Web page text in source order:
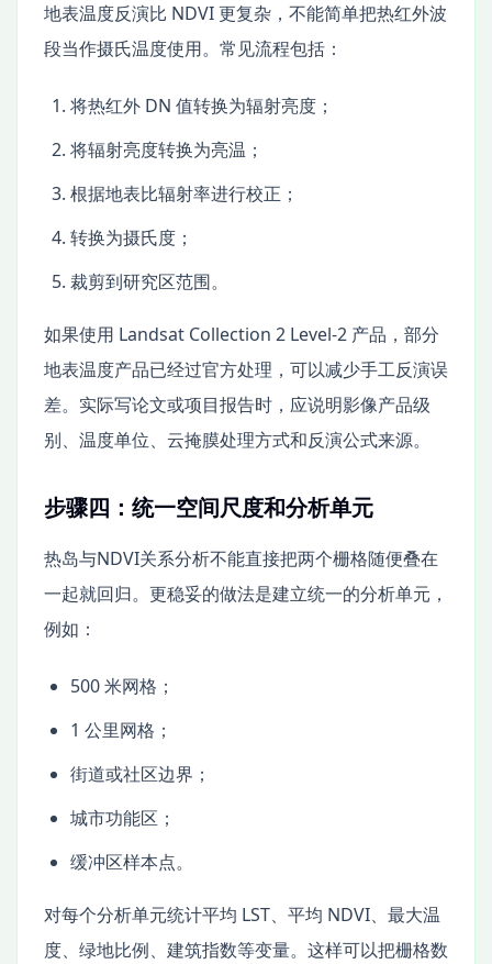
地表温度反演比 NDVI 更复杂，不能简单把热红外波
段当作摄氏温度使用。常见流程包括：
将热红外 DN 值转换为辐射亮度；
将辐射亮度转换为亮温；
根据地表比辐射率进行校正；
转换为摄氏度；
裁剪到研究区范围。
如果使用 Landsat Collection 2 Level-2 产品，部分
地表温度产品已经过官方处理，可以减少手工反演误
差。实际写论文或项目报告时，应说明影像产品级
别、温度单位、云掩膜处理方式和反演公式来源。
步骤四：统一空间尺度和分析单元
热岛与NDVI关系分析不能直接把两个栅格随便叠在
一起就回归。更稳妥的做法是建立统一的分析单元，
例如：
500 米网格；
1 公里网格；
街道或社区边界；
城市功能区；
缓冲区样本点。
对每个分析单元统计平均 LST、平均 NDVI、最大温
度、绿地比例、建筑指数等变量。这样可以把栅格数